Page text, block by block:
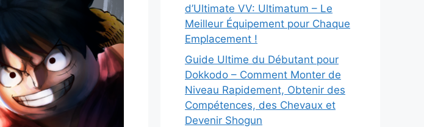
d’Ultimate VV: Ultimatum – Le
Meilleur Équipement pour Chaque
Emplacement !
Guide Ultime du Débutant pour
Dokkodo – Comment Monter de
Niveau Rapidement, Obtenir des
Compétences, des Chevaux et
Devenir Shogun